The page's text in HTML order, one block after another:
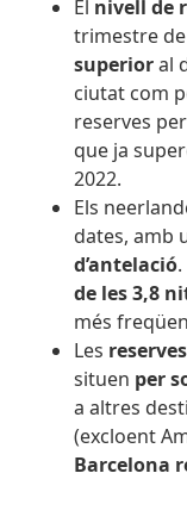
El nivell de
trimestre de
superioral
ciutat com
reserves
que ja
2022.
Els
dates, amb
d’antelació
de les 3,8
més
Les
situen per
a altres
(excloent
Barcelona